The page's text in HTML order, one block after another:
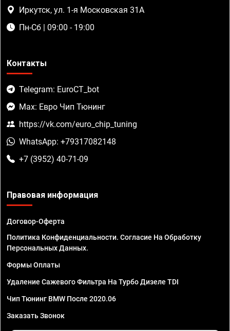
Иркутск, ул. 1-я Московская 31А
Пн-Сб | 09:00 - 19:00
Контакты
Telegram: EuroCT_bot
Max: Евро Чип Тюнинг
https://vk.com/euro_chip_tuning
WhatsApp: +79317082148
+7 (3952) 40-71-09
Правовая информация
Договор-Оферта
Политика Конфиденциальности. Согласие На Обработку
Персональных Данных.
Формы Оплаты
Удаление Сажевого Фильтра На Турбо Дизеле TDI
Чип Тюнинг BMW После 2020.06
Заказать Звонок